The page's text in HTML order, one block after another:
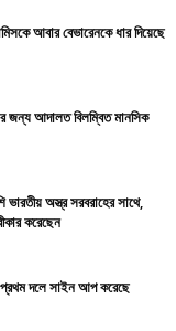
আবার বেভারেনকে ধার দিয়েছে
জন্য আদালত বিলম্বিত মানসিক
অস্ত্র সরবরাহের সাথে,
করেছেন
প্রথম দলে সাইন আপ করেছে